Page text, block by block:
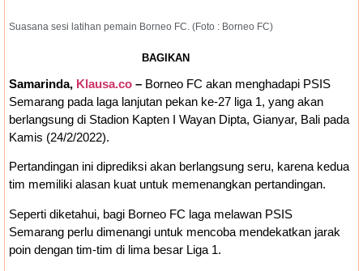
Bankeu Fisik Belum Cair, Kepala Daerah
Khawatir Proyek Infrastruktur Terganggu
Suasana sesi latihan pemain Borneo FC. (Foto : Borneo FC)
BAGIKAN
Samarinda, Klausa.co – Borneo FC akan menghadapi PSIS
Semarang pada laga lanjutan pekan ke-27 liga 1, yang akan
berlangsung di Stadion Kapten I Wayan Dipta, Gianyar, Bali pada
Kamis (24/2/2022).
Pertandingan ini diprediksi akan berlangsung seru, karena kedua
tim memiliki alasan kuat untuk memenangkan pertandingan.
Seperti diketahui, bagi Borneo FC laga melawan PSIS
Semarang perlu dimenangi untuk mencoba mendekatkan jarak
poin dengan tim-tim di lima besar Liga 1.